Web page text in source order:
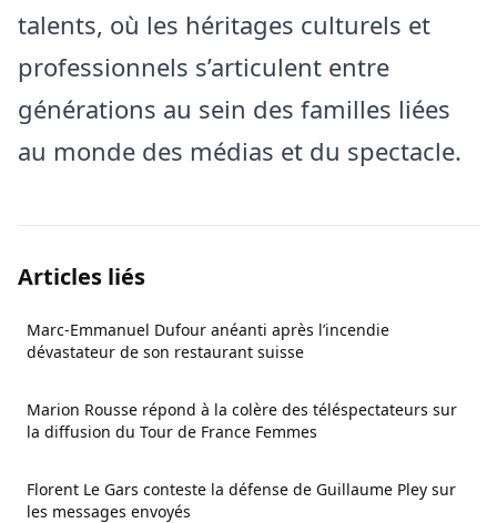
talents, où les héritages culturels et
professionnels s’articulent entre
générations au sein des familles liées
au monde des médias et du spectacle.
Articles liés
Marc-Emmanuel Dufour anéanti après l’incendie
dévastateur de son restaurant suisse
Marion Rousse répond à la colère des téléspectateurs sur
la diffusion du Tour de France Femmes
Florent Le Gars conteste la défense de Guillaume Pley sur
les messages envoyés